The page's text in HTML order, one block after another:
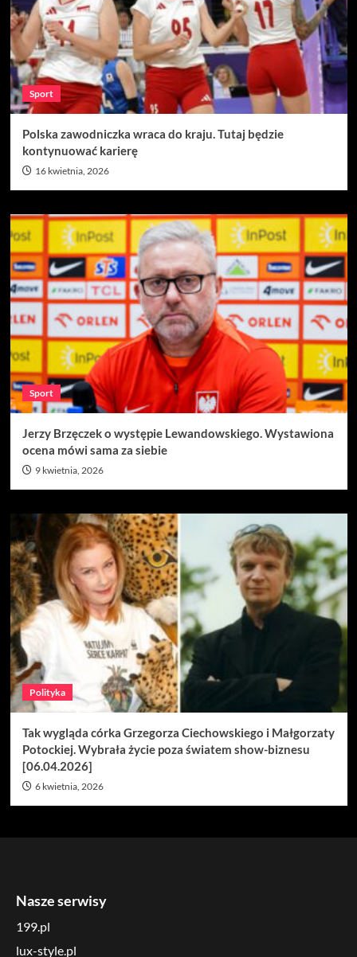
Sport
Polska zawodniczka wraca do kraju. Tutaj będzie
kontynuować karierę
16 kwietnia, 2026
Sport
Jerzy Brzęczek o występie Lewandowskiego. Wystawiona
ocena mówi sama za siebie
9 kwietnia, 2026
Polityka
Tak wygląda córka Grzegorza Ciechowskiego i Małgorzaty
Potockiej. Wybrała życie poza światem show-biznesu
[06.04.2026]
6 kwietnia, 2026
Nasze serwisy
199.pl
lux-style.pl